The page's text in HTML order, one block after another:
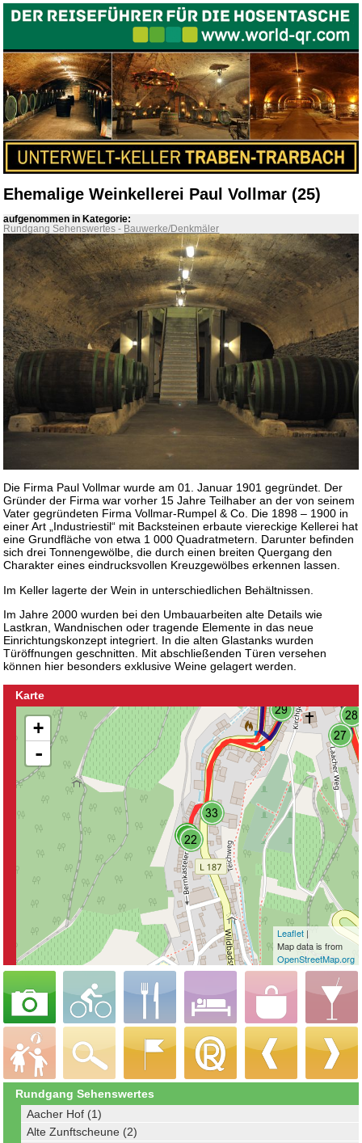
Ehemalige Weinkellerei Paul Vollmar (25)
aufgenommen in Kategorie:
Rundgang Sehenswertes - Bauwerke/Denkmäler
Die Firma Paul Vollmar wurde am 01. Januar 1901 gegründet. Der
Gründer der Firma war vorher 15 Jahre Teilhaber an der von seinem
Vater gegründeten Firma Vollmar-Rumpel & Co. Die 1898 – 1900 in
einer Art „Industriestil“ mit Backsteinen erbaute viereckige Kellerei hat
eine Grundfläche von etwa 1 000 Quadratmetern. Darunter befinden
sich drei Tonnengewölbe, die durch einen breiten Quergang den
Charakter eines eindrucksvollen Kreuzgewölbes erkennen lassen.
Im Keller lagerte der Wein in unterschiedlichen Behältnissen.
Im Jahre 2000 wurden bei den Umbauarbeiten alte Details wie
Lastkran, Wandnischen oder tragende Elemente in das neue
Einrichtungskonzept integriert. In die alten Glastanks wurden
Türöffnungen geschnitten. Mit abschließenden Türen versehen
können hier besonders exklusive Weine gelagert werden.
Karte
+
-
Leaflet|
Map data is from
OpenStreetMap.org
Rundgang Sehenswertes
Aacher Hof (1)
Alte Zunftscheune (2)